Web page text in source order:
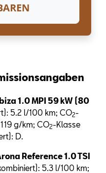
1.0 MPI 59 kW (80
5.2 l/100 km; CO2-
g/km; CO2-Klasse
D.
Reference 1.0 TSI
5.3 l/100 km;